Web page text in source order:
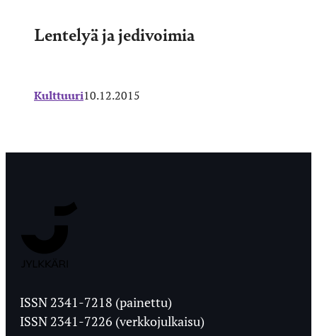
Lentelyä ja jedivoimia
Kulttuuri10.12.2015
Ylioppilaslehti
ISSN 2341-7218 (painettu)
ISSN 2341-7226 (verkkojulkaisu)